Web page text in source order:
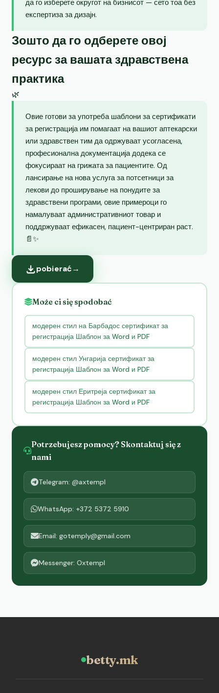
да го изберете округот на бизнисот — сето тоа без
експертиза за дизајн.
Зошто да го одберете овој
ресурс за вашата здравствена
практика
🌿
Овие готови за употреба шаблони за сертификати
за регистрација им помагаат на вашиот аптекарски
или здравствен тим да одржуваат усогласена,
професионална документација додека се
фокусираат на грижата за пациентите. Од
лансирање на нова услуга за потсетници за
лекови до проширување на понудите за
здравствени програми, овие примероци го
намалуваат административниот товар и
поддржуваат ефикасен, пациент-центриран раст.
📄✨
pobierać→
Może ci się spodobać
модерен стил на Барбадос сертификат за
регистрација Шаблон за Word и PDF
модерен стил Унгарија сертификат за
регистрација Шаблон за Word и PDF
модерен стил Еритреја сертификат за
регистрација Шаблон за Word и PDF
Potrzebujesz pomocy? Skontaktuj się z
nami
Telegram: @axtempl
WhatsApp: +372 5372 5910
Email: gotemply@gmail.com
Messenger: Oxtempl
betty.mk